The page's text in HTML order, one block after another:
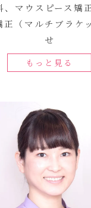
マウスピース矯
正（マルチブラケ
せ
もっと見る